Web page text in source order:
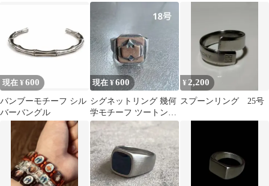
リング アンティーク
現在 ¥ 600
バンブーモチーフ シル
バーバングル
現在 ¥600
シグネットリング 幾何
学モチーフ ツートンカ
ラー(シルバー×カッパ
ー系)
¥2,200
スプーンリング 25号